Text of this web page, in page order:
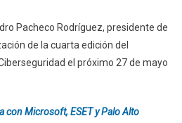
Pacheco Rodríguez, presidente de
de la cuarta edición del
el próximo 27 de mayo
con Microsoft, ESET y Palo Alto